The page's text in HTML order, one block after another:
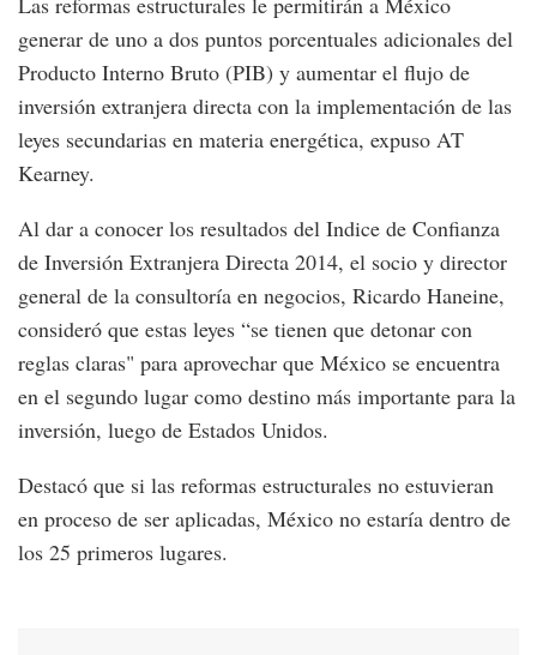
generar de uno a dos puntos porcentuales adicionales del
Producto Interno Bruto (PIB) y aumentar el flujo de
inversión extranjera directa con la implementación de las
leyes secundarias en materia energética, expuso AT
Kearney.
Al dar a conocer los resultados del Indice de Confianza
de Inversión Extranjera Directa 2014, el socio y director
general de la consultoría en negocios, Ricardo Haneine,
consideró que estas leyes “se tienen que detonar con
reglas claras" para aprovechar que México se encuentra
en el segundo lugar como destino más importante para la
inversión, luego de Estados Unidos.
Destacó que si las reformas estructurales no estuvieran
en proceso de ser aplicadas, México no estaría dentro de
los 25 primeros lugares.